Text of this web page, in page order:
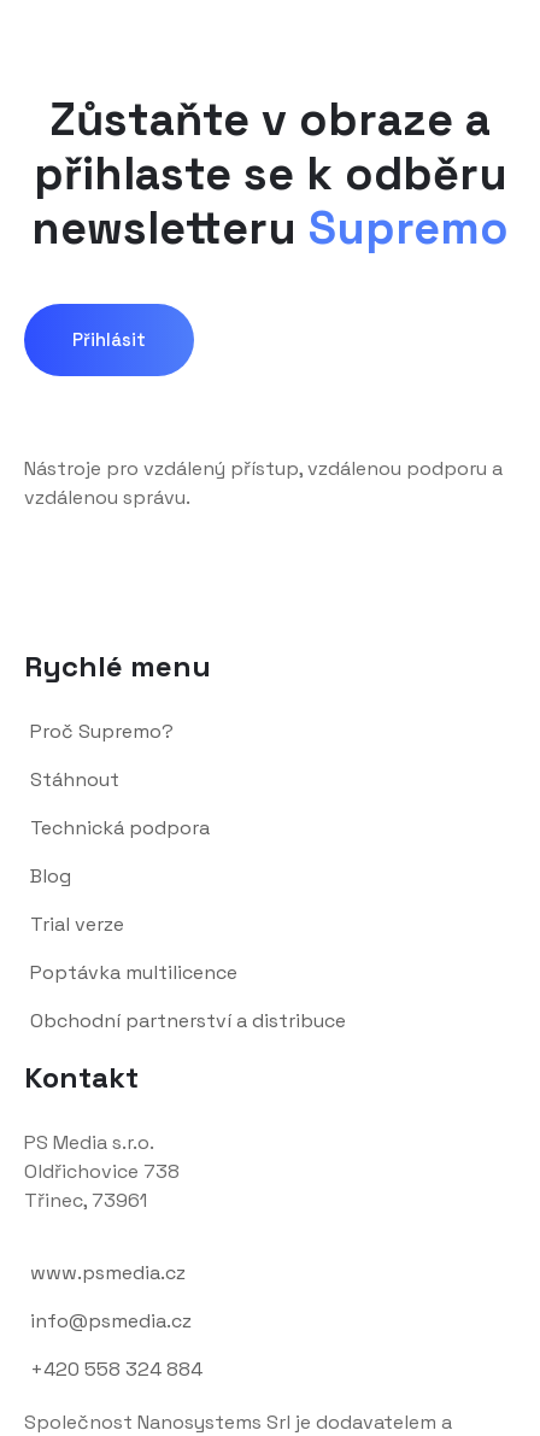
Zůstaňte v obraze a
přihlaste se k odběru
newsletteru Supremo
Přihlásit
Nástroje pro vzdálený přístup, vzdálenou podporu a
vzdálenou správu.
Rychlé menu
Proč Supremo?
Stáhnout
Technická podpora
Blog
Trial verze
Poptávka multilicence
Obchodní partnerství a distribuce
Kontakt
PS Media s.r.o.
Oldřichovice 738
Třinec, 73961
www.psmedia.cz
info@psmedia.cz
+420 558 324 884
Společnost Nanosystems Srl je dodavatelem a